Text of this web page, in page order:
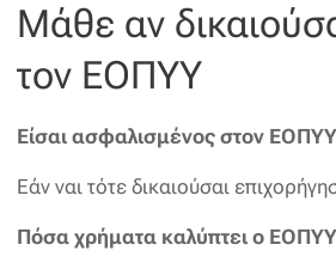
Μάθε αν
τον ΕΟΠΥΥ
Είσαι ασφαλισμένος στον
Εάν ναι τότε δικαιούσαι
Πόσα χρήματα καλύπτει ο